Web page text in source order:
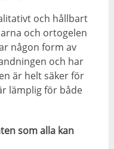
och hållbart
och ortogelen
någon form av
och har
är helt säker för
lämplig för både
som alla kan